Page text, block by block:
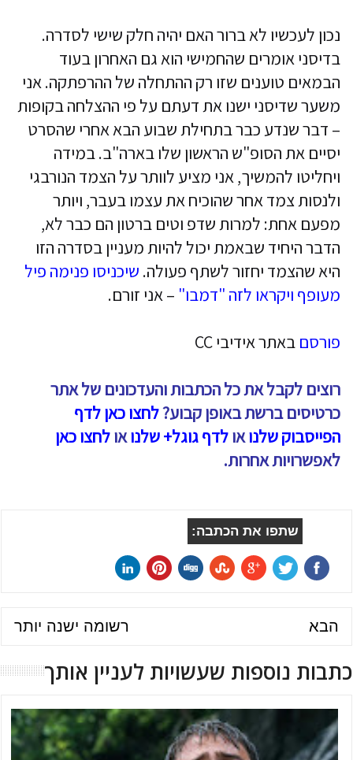
נכון לעכשיו לא ברור האם יהיה חלק שישי לסדרה.
בדיסני אומרים שהחמישי הוא גם האחרון בעוד
הבמאים טוענים שזו רק ההתחלה של ההרפתקה. אני
משער שדיסני ישנו את דעתם על פי ההצלחה בקופות
– דבר שנדע כבר בתחילת שבוע הבא אחרי שהסרט
יסיים את הסופ"ש הראשון שלו בארה"ב. במידה
ויחליטו להמשיך, אני מציע לוותר על הצמד הנורבגי
ולנסות צמד אחר שהוכיח את עצמו בעבר, ויותר
מפעם אחת: למרות שדפ וטים ברטון הם כבר לא,
הדבר היחיד שבאמת יכול להיות מעניין בסדרה הזו
היא שהצמד יחזור לשתף פעולה. שיכניסו פנימה פיל
מעופף ויקראו לזה "דמבו" – אני זורם.
פורסם באתר אידיבי CC
רוצים לקבל את כל הכתבות והעדכונים של אתר
כרטיסים ברשת באופן קבוע?לחצו כאן לדף
הפייסבוק שלנואולדף גוגל+ שלנואולחצו כאן
לאפשרויות אחרות.
שתפו את הכתבה:
הבא רשומה ישנה יותר
כתבות נוספות שעשויות לעניין אותך